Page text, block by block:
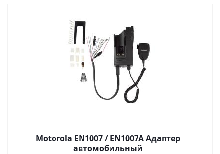
Motorola EN1007 / EN1007A Адаптер
автомобильный